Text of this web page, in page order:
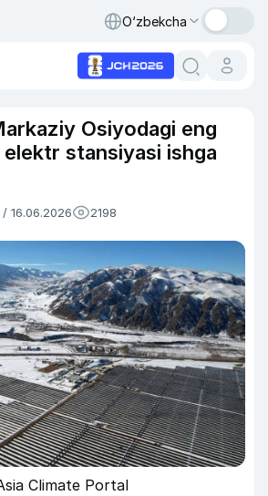
O‘zbekcha
Osiyodagi eng
stansiyasi ishga
/ 16.06.2026 2198
Climate Portal